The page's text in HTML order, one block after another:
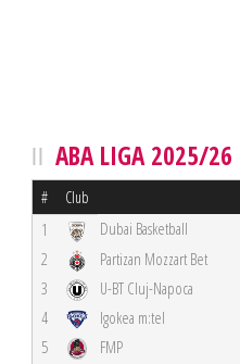
ABA LIGA 2025/26
# Club
1 Dubai Basketball
2
Partizan Mozzart Bet
3
U-BT Cluj-Napoca
4
Igokea m:tel
5
FMP